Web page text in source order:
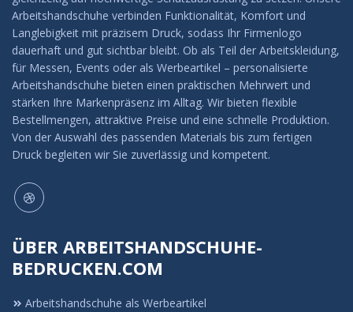
Arbeitshandschuhe verbinden Funktionalität, Komfort und
Langlebigkeit mit präzisem Druck, sodass Ihr Firmenlogo
dauerhaft und gut sichtbar bleibt. Ob als Teil der Arbeitskleidung,
für Messen, Events oder als Werbeartikel – personalisierte
Arbeitshandschuhe bieten einen praktischen Mehrwert und
stärken Ihre Markenpräsenz im Alltag. Wir bieten flexible
Bestellmengen, attraktive Preise und eine schnelle Produktion.
Von der Auswahl des passenden Materials bis zum fertigen
Druck begleiten wir Sie zuverlässig und kompetent.
ÜBER ARBEITSHANDSCHUHE-
BEDRUCKEN.COM
Arbeitshandschuhe als Werbeartikel